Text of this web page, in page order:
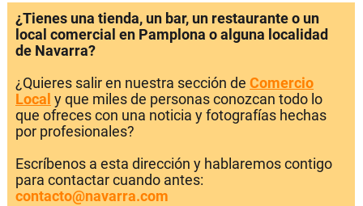
¿Tienes una tienda, un bar, un restaurante o un
local comercial en Pamplona o alguna localidad
de Navarra?
¿Quieres salir en nuestra sección de Comercio
Local y que miles de personas conozcan todo lo
que ofreces con una noticia y fotografías hechas
por profesionales?
Escríbenos a esta dirección y hablaremos contigo
para contactar cuando antes:
contacto@navarra.com